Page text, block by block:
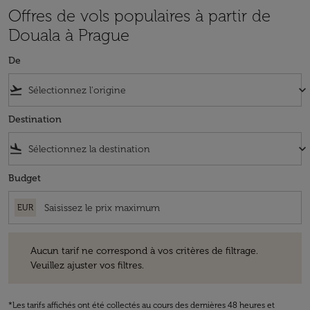
Offres de vols populaires à partir de
Douala à Prague
De
flight_takeoff keyboard_arrow_down
Destination
flight_land keyboard_arrow_down
Budget
EUR
Aucun tarif ne correspond à vos critères de filtrage.
Veuillez ajuster vos filtres.
*Les tarifs affichés ont été collectés au cours des dernières 48 heures et